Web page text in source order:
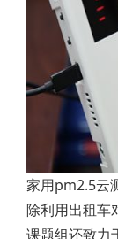
家用pm2.5云
除利用出租车
课题组还致力